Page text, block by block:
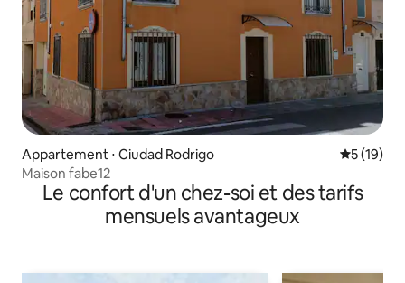
Appartement ⋅ Ciudad Rodrigo
5 (19)
Maison fabe12
Le confort d'un chez-soi et des tarifs
mensuels avantageux